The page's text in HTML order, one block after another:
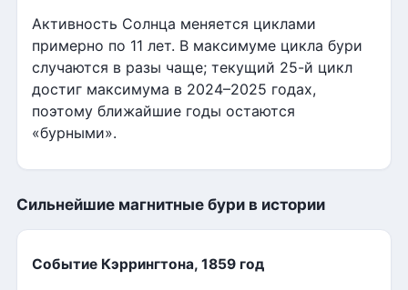
Активность Солнца меняется циклами
примерно по 11 лет. В максимуме цикла бури
случаются в разы чаще; текущий 25-й цикл
достиг максимума в 2024–2025 годах,
поэтому ближайшие годы остаются
«бурными».
Сильнейшие магнитные бури в истории
Событие Кэррингтона, 1859 год